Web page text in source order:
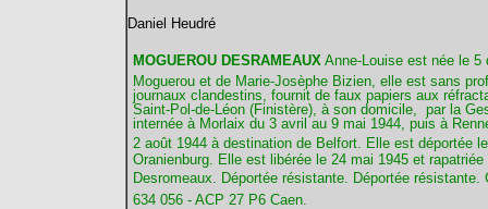
Daniel Heudré
MOGUEROU DESRAMEAUX Anne-Louise est née le 5
Moguerou et de Marie-Josèphe Bizien, elle est sans
journaux clandestins, fournit de faux papiers aux
Saint-Pol-de-Léon (Finistère), à son domicile, par la
internée à Morlaix du 3 avril au 9 mai 1944, puis à
2 août 1944 à destination de Belfort. Elle est déportée
Oranienburg. Elle est libérée le 24 mai 1945 et rapatriée
Desromeaux. Déportée résistante. Déportée résistante.
634 056 - ACP 27 P6 Caen.